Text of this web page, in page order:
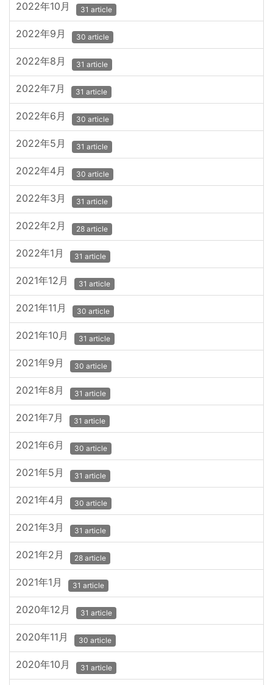
2022年10月 31 article
2022年9月 30 article
2022年8月 31 article
2022年7月 31 article
2022年6月 30 article
2022年5月 31 article
2022年4月 30 article
2022年3月 31 article
2022年2月 28 article
2022年1月 31 article
2021年12月 31 article
2021年11月 30 article
2021年10月 31 article
2021年9月 30 article
2021年8月 31 article
2021年7月 31 article
2021年6月 30 article
2021年5月 31 article
2021年4月 30 article
2021年3月 31 article
2021年2月 28 article
2021年1月 31 article
2020年12月 31 article
2020年11月 30 article
2020年10月 31 article